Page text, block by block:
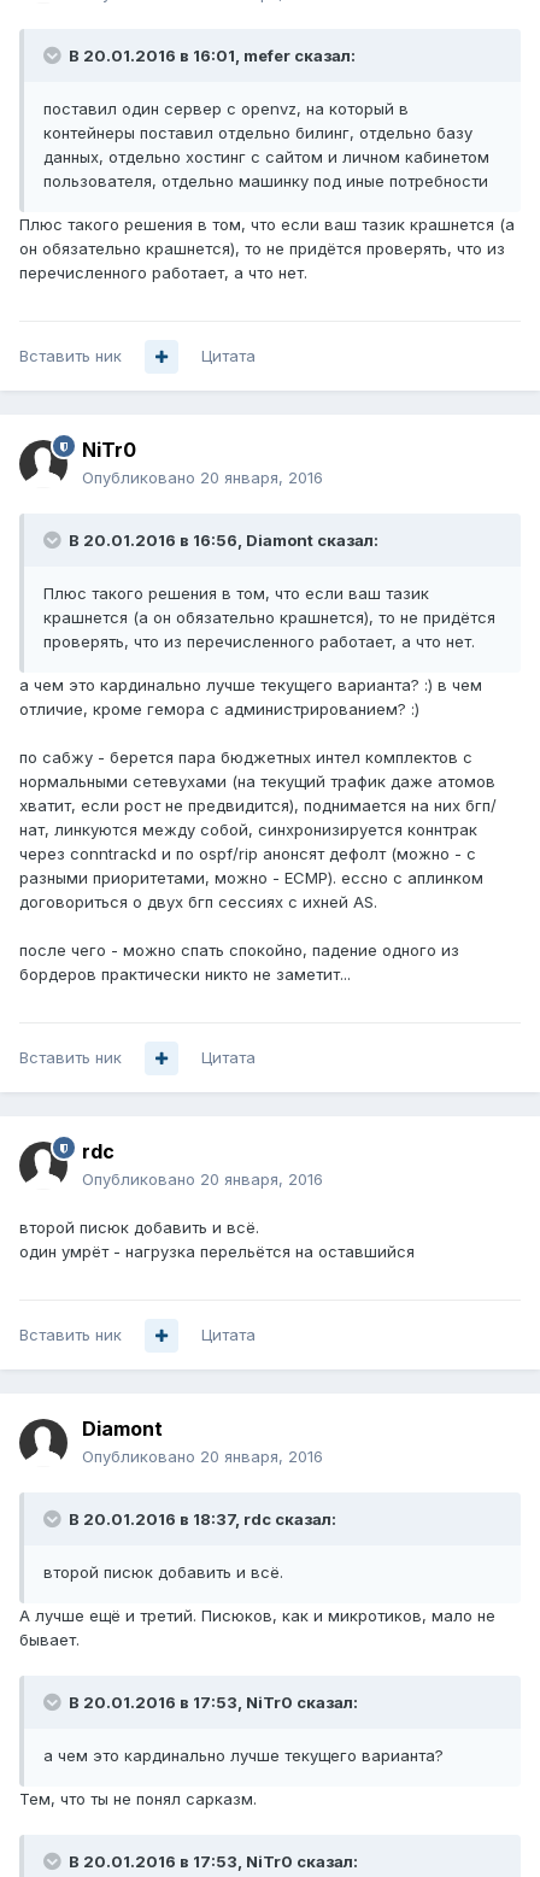
В 20.01.2016 в 16:01, mefer сказал:
поставил один сервер с openvz, на который в
контейнеры поставил отдельно билинг, отдельно базу
данных, отдельно хостинг с сайтом и личном кабинетом
пользователя, отдельно машинку под иные потребности
Плюс такого решения в том, что если ваш тазик крашнется (а
он обязательно крашнется), то не придётся проверять, что из
перечисленного работает, а что нет.
Вставить ник Цитата
NiTr0
Опубликовано 20 января, 2016
В 20.01.2016 в 16:56, Diamont сказал:
Плюс такого решения в том, что если ваш тазик
крашнется (а он обязательно крашнется), то не придётся
проверять, что из перечисленного работает, а что нет.
а чем это кардинально лучше текущего варианта? :) в чем
отличие, кроме гемора с администрированием? :)
по сабжу - берется пара бюджетных интел комплектов с
нормальными сетевухами (на текущий трафик даже атомов
хватит, если рост не предвидится), поднимается на них бгп/
нат, линкуются между собой, синхронизируется коннтрак
через conntrackd и по ospf/rip анонсят дефолт (можно - с
разными приоритетами, можно - ECMP). ессно с аплинком
договориться о двух бгп сессиях с ихней AS.
после чего - можно спать спокойно, падение одного из
бордеров практически никто не заметит...
Вставить ник Цитата
rdc
Опубликовано 20 января, 2016
второй писюк добавить и всё.
один умрёт - нагрузка перельётся на оставшийся
Вставить ник Цитата
Diamont
Опубликовано 20 января, 2016
В 20.01.2016 в 18:37, rdc сказал:
второй писюк добавить и всё.
А лучше ещё и третий. Писюков, как и микротиков, мало не
бывает.
В 20.01.2016 в 17:53, NiTr0 сказал:
а чем это кардинально лучше текущего варианта?
Тем, что ты не понял сарказм.
В 20.01.2016 в 17:53, NiTr0 сказал: